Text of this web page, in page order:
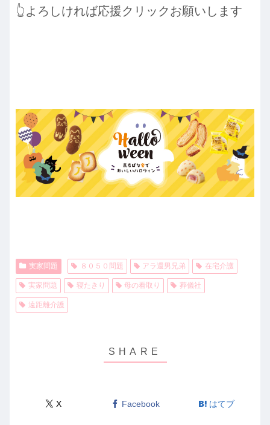
👆よろしければ応援クリックお願いします
実家問題 ８０５０問題 アラ還男兄弟 在宅介護
実家問題 寝たきり 母の看取り 葬儀社
遠距離介護
X Facebook はてブ